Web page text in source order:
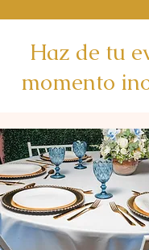
Haz de tu
momento